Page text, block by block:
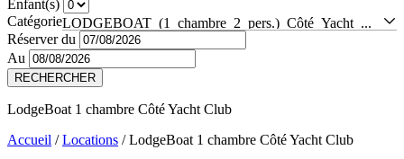
Enfant(s)
Catégorie
Réserver du
Au
RECHERCHER
LodgeBoat 1 chambre Côté Yacht Club
Accueil /Locations /LodgeBoat 1 chambre Côté Yacht Club